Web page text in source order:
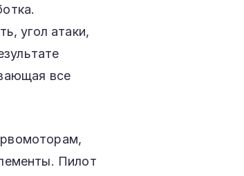
угол атаки,
все
Пилот